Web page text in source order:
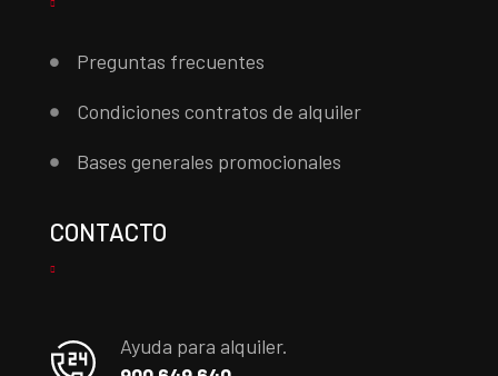
Preguntas frecuentes
Condiciones contratos de alquiler
Bases generales promocionales
CONTACTO
Ayuda para alquiler.